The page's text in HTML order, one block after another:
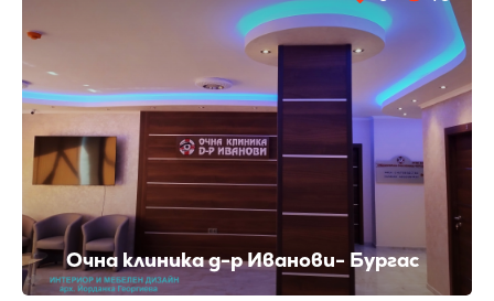
Очна клиника д-р Иванови- Бургас